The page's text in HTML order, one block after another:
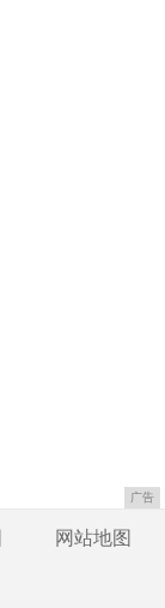
广告
网站地图